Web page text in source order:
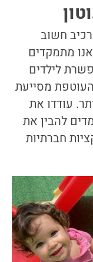
חשוב
מתמקדים
לילדים
העוטפת מסייעת
עודדו את
להבין את
חברתיות